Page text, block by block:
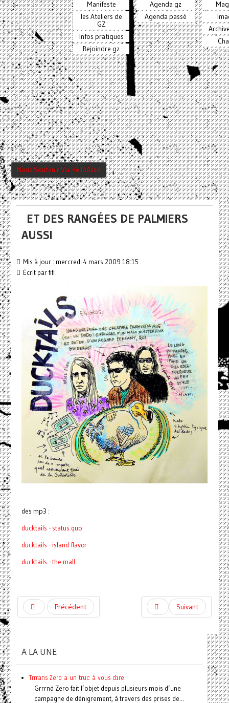
Manifeste
les Ateliers de
GZ
Infos pratiques
Rejoindre gz
Agenda gz
Agenda passé
Nous Soutenir Via HelloAsso
ET DES RANGÉES DE PALMIERS
AUSSI
Mis à jour : mercredi 4 mars 2009 18:15
Écrit parfifi
des mp3 :
ducktails - status quo
ducktails - island flavor
ducktails - the mall
Précédent Suivant
A LA UNE
Trrrans Zero a un truc à vous dire
Grrrnd Zero fait l’objet depuis plusieurs mois d’une
campagne de dénigrement, à travers des prises de...